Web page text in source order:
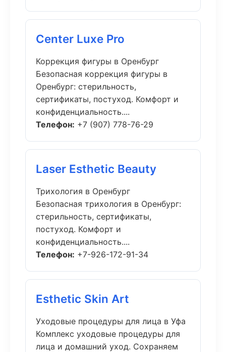
Center Luxe Pro
Коррекция фигуры в Оренбург
Безопасная коррекция фигуры в
Оренбург: стерильность,
сертификаты, постуход. Комфорт и
конфиденциальность....
Телефон: +7 (907) 778-76-29
Laser Esthetic Beauty
Трихология в Оренбург
Безопасная трихология в Оренбург:
стерильность, сертификаты,
постуход. Комфорт и
конфиденциальность....
Телефон: +7-926-172-91-34
Esthetic Skin Art
Уходовые процедуры для лица в Уфа
Комплекс уходовые процедуры для
лица и домашний уход. Сохраняем